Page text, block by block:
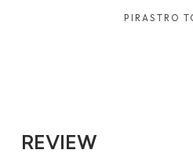
PIRASTRO
REVIEW